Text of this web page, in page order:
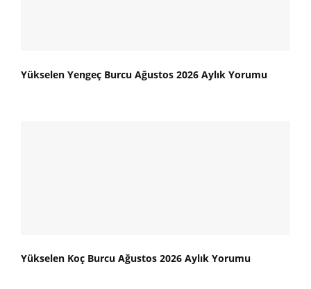
Yükselen Yengeç Burcu Ağustos 2026 Aylık Yorumu
Yükselen Koç Burcu Ağustos 2026 Aylık Yorumu